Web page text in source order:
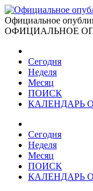
Официальное
ОФИЦИАЛЬНОЕ
Сегодня
Неделя
Месяц
ПОИСК
КАЛЕНДАРЬ
Сегодня
Неделя
Месяц
ПОИСК
КАЛЕНДАРЬ